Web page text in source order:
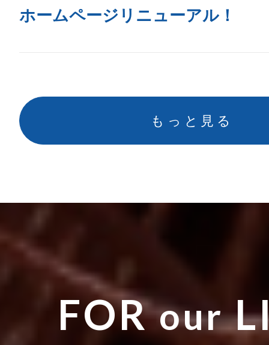
ホームページリニューアル！
もっと見る
FORour